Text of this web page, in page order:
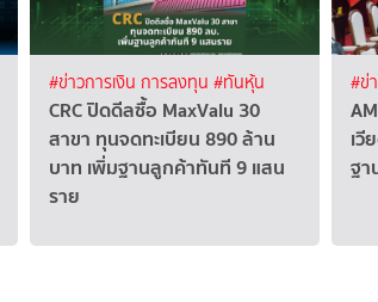
#ข่าวการเงิน การลงทุน #ทันหุ้น
CRC ปิดดีลซื้อ MaxValu 30
สาขา ทุนจดทะเบียน 890 ล้าน
บาท เพิ่มฐานลูกค้าทันที 9 แสน
ราย
#ข่
เ
ฐ